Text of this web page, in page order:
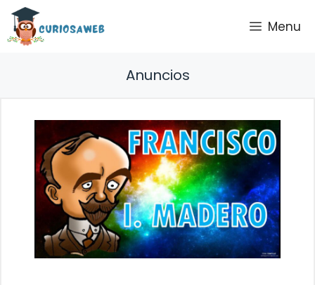
Saltar
contenido
Menu
Anuncios